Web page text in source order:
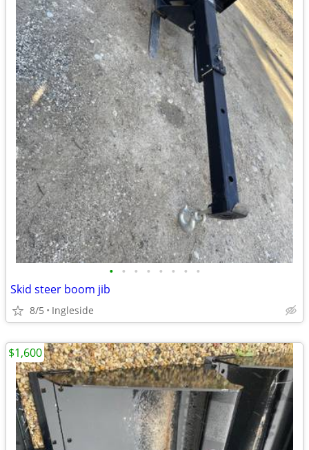
• • • • • • • •
Skid steer boom jib
8/5 Ingleside
$1,600